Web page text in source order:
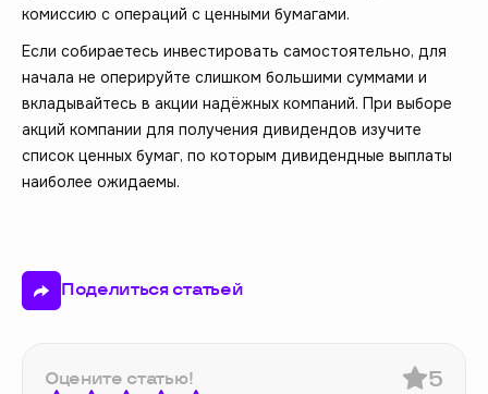
комиссию с операций с ценными бумагами.
Если собираетесь инвестировать самостоятельно, для
начала не оперируйте слишком большими суммами и
вкладывайтесь в акции надёжных компаний. При выборе
акций компании для получения дивидендов изучите
список ценных бумаг, по которым дивидендные выплаты
наиболее ожидаемы.
Поделиться статьей
Оцените статью! 5